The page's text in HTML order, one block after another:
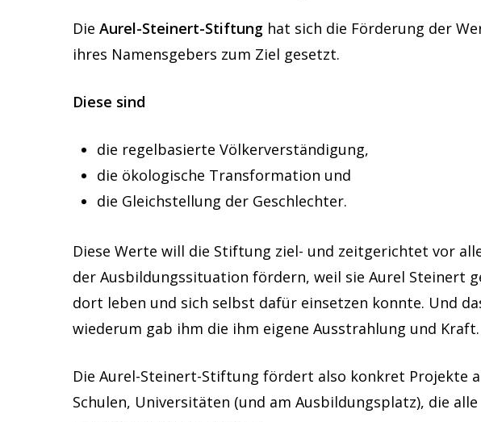
DieAurel-Steinert-Stiftung hat sich die Förderung der
ihres Namensgebers zum Ziel gesetzt.
Diese sind
die regelbasierte Völkerverständigung,
die ökologische Transformation und
die Gleichstellung der Geschlechter.
Diese Werte will die Stiftung ziel- und zeitgerichtet vor
der Ausbildungssituation fördern, weil sie Aurel Steinert
dort leben und sich selbst dafür einsetzen konnte. Und
wiederum gab ihm die ihm eigene Ausstrahlung und Kraft.
Die Aurel-Steinert-Stiftung fördert also konkret Projekte
Schulen, Universitäten (und am Ausbildungsplatz), die alle